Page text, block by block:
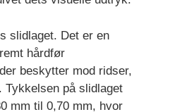
slidlaget. Det er en
hårdfør
beskytter mod ridser,
Tykkelsen på slidlaget
mm til 0,70 mm, hvor